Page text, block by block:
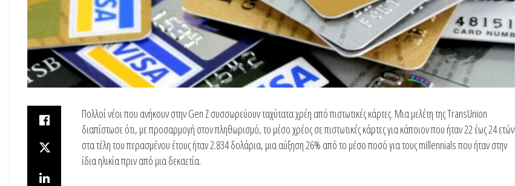
Πολλοί νέοι που ανήκουν στην Gen Z συσσωρεύουν ταχύτατα χρέη από πιστωτικές κάρτες. Μια μελέτη της TransUnion
διαπίστωσε ότι, με προσαρμογή στον πληθωρισμό, το μέσο χρέος σε πιστωτικές κάρτες για κάποιον που ήταν 22 έως 24 ετών
στα τέλη του περασμένου έτους ήταν 2.834 δολάρια, μια αύξηση 26% από το μέσο ποσό για τους millennials που ήταν στην
ίδια ηλικία πριν από μια δεκαετία.